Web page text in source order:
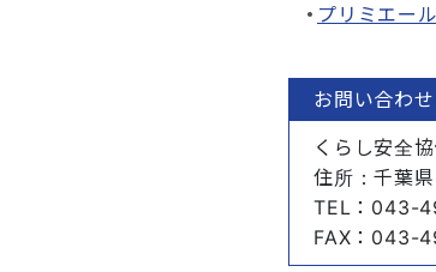
プリミエー
お問い合わせ
くらし安全
住所 ：千葉
TEL ：043-
FAX ：043-